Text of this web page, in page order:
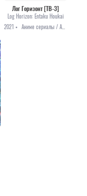
Лог Горизонт [ТВ-3]
Log Horizon: Entaku Houkai
2021 •